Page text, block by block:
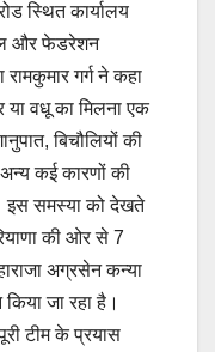
स्थित कार्यालय
और फेडरेशन
गर्ग ने कहा
या वधू का मिलना एक
बिचौलियों की
अन्य कई कारणों की
इस समस्या को देखते
की ओर से 7
अग्रसेन कन्या
जा रहा है।
टीम के प्रयास